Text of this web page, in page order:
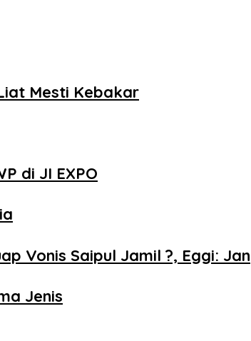
Mesti Kebakar
di JI EXPO
Vonis Saipul Jamil ?, Eggi:
Jenis